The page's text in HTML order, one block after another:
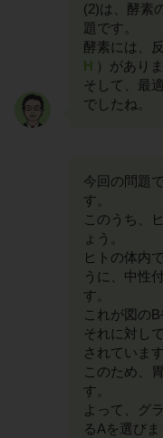
(2)は、酵素
題です。
酵素には、
H ）があり
そして、最
でしたね。
今回の問題
す。
このうち、
ょう。
ヒトの体内
うに、中性
す。
これが図のB
それに対し
されています
このため、
す。
よって、グ
るAを選びま